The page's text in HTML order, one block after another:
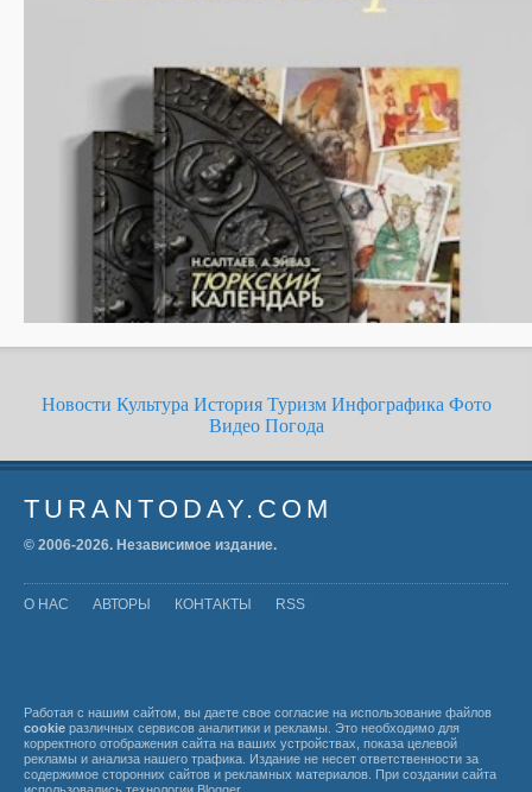
Новости Культура История Туризм Инфографика Фото
Видео Погода
TURANTODAY.COM
© 2006-2026. Независимое издание.
О НАС АВТОРЫ КОНТАКТЫ RSS
Работая с нашим сайтом, вы даете свое согласие на использование файлов
cookie различных сервисов аналитики и рекламы. Это необходимо для
корректного отображения сайта на ваших устройствах, показа целевой
рекламы и анализа нашего трафика. Издание не несет ответственности за
содержимое сторонних сайтов и рекламных материалов. При создании сайта